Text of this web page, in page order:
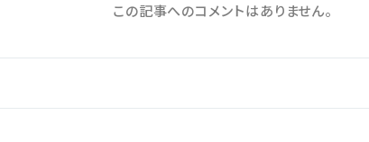
この記事へのコメントはありません。